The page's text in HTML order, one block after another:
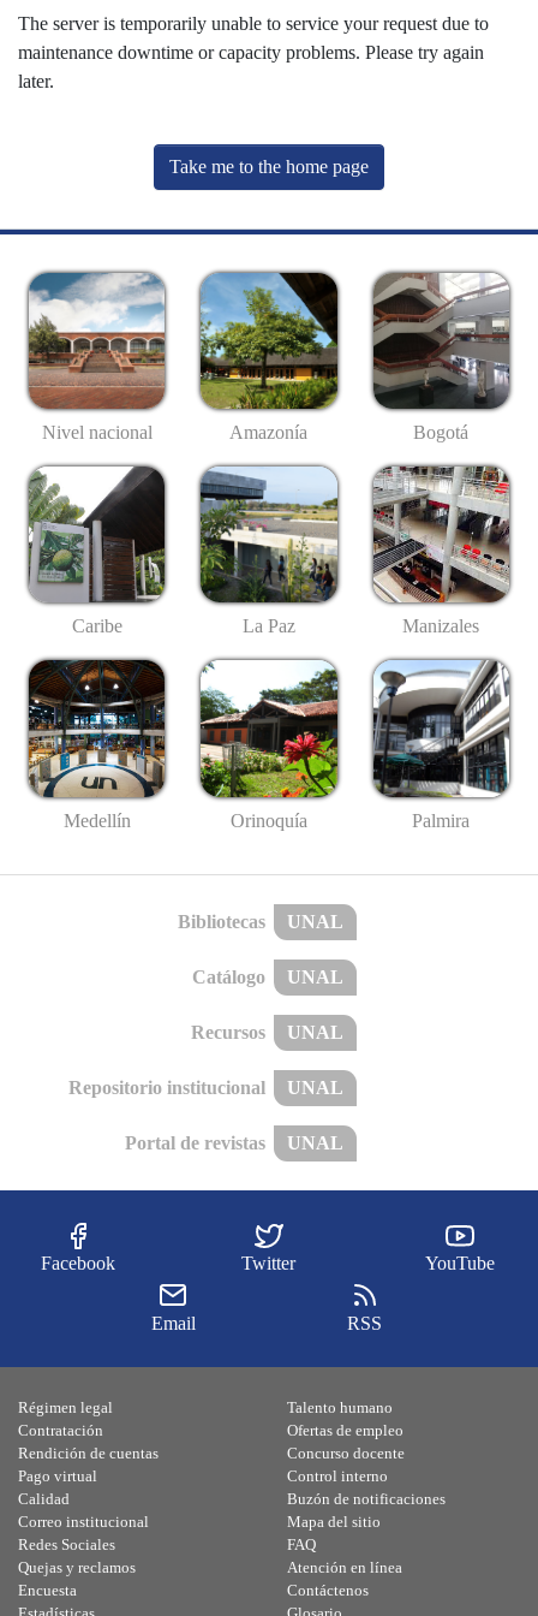
The server is temporarily unable to service your request due to
maintenance downtime or capacity problems. Please try again
later.
Take me to the home page
Nivel nacional Amazonía Bogotá
Caribe La Paz Manizales
Medellín Orinoquía Palmira
Bibliotecas UNAL
Catálogo UNAL
Recursos UNAL
Repositorio institucional UNAL
Portal de revistas UNAL
Facebook Twitter YouTube
Email RSS
Régimen legal
Contratación
Rendición de cuentas
Pago virtual
Calidad
Talento humano
Ofertas de empleo
Concurso docente
Control interno
Buzón de notificaciones
Correo institucional
Redes Sociales
Quejas y reclamos
Encuesta
Mapa del sitio
FAQ
Atención en línea
Contáctenos